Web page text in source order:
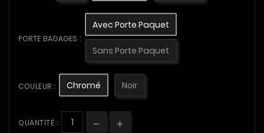
PORTE BAGAGES :
Avec Porte Paquet
Sans Porte Paquet
COULEUR : Chromé Noir
QUANTITÉ :